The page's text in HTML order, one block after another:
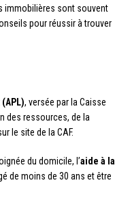
immobilières sont souvent
pour réussir à trouver
, versée par la Caisse
des ressources, de la
le site de la CAF.
du domicile, l’aide à la
de moins de 30 ans et être